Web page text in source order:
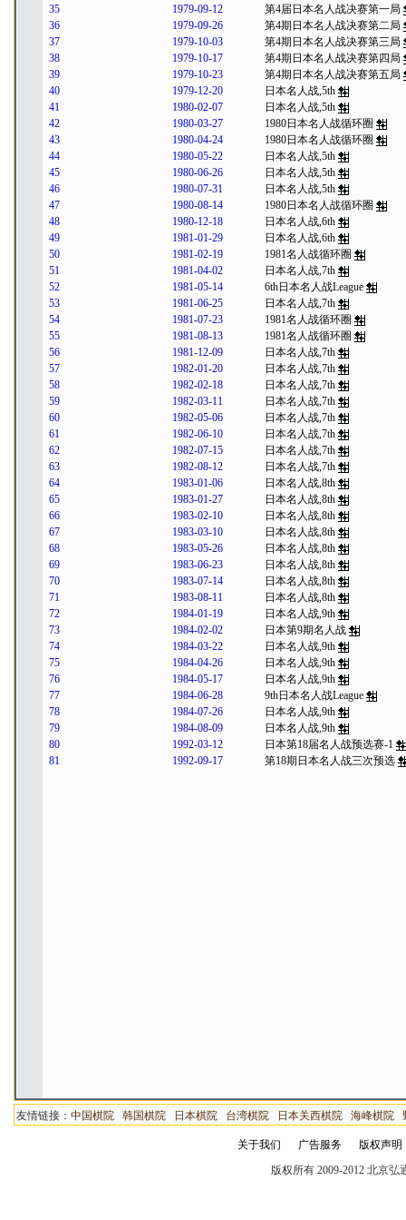
35 1979-09-12
第4届日本名人战决赛第一局
36
1979-09-26
第4期日本名人战决赛第二局
37
1979-10-03
第4期日本名人战决赛第三局
38
1979-10-17
第4期日本名人战决赛第四局
39
1979-10-23
第4期日本名人战决赛第五局
40
1979-12-20
日本名人战,5th
41
1980-02-07
日本名人战,5th
42
1980-03-27
1980日本名人战循环圈
43
1980-04-24
1980日本名人战循环圈
44
1980-05-22
日本名人战,5th
45
1980-06-26
日本名人战,5th
46
1980-07-31
日本名人战,5th
47
1980-08-14
1980日本名人战循环圈
48
1980-12-18
日本名人战,6th
49
1981-01-29
日本名人战,6th
50
1981-02-19
1981名人战循环圈
51
1981-04-02
日本名人战,7th
52
1981-05-14
6th日本名人战League
53
1981-06-25
日本名人战,7th
54
1981-07-23
1981名人战循环圈
55
1981-08-13
1981名人战循环圈
56
1981-12-09
日本名人战,7th
57
1982-01-20
日本名人战,7th
58
1982-02-18
日本名人战,7th
59
1982-03-11
日本名人战,7th
60
1982-05-06
日本名人战,7th
61
1982-06-10
日本名人战,7th
62
1982-07-15
日本名人战,7th
63
1982-08-12
日本名人战,7th
64
1983-01-06
日本名人战,8th
65
1983-01-27
日本名人战,8th
66
1983-02-10
日本名人战,8th
67
1983-03-10
日本名人战,8th
68
1983-05-26
日本名人战,8th
69
1983-06-23
日本名人战,8th
70
1983-07-14
日本名人战,8th
71
1983-08-11
日本名人战,8th
72
1984-01-19
日本名人战,9th
73
1984-02-02
日本第9期名人战
74
1984-03-22
日本名人战,9th
75
1984-04-26
日本名人战,9th
76
1984-05-17
日本名人战,9th
77
1984-06-28
9th日本名人战League
78
1984-07-26
日本名人战,9th
79
1984-08-09
日本名人战,9th
80
1992-03-12
日本第18届名人战预选赛-1
81
1992-09-17 第18期日本名人战三次预选
友情链接： 中国棋院 韩国棋院 日本棋院 台湾棋院 日本关西棋院 海峰棋院
关于我们 广告服务
版权声明
版权所有 2009-2012 北京